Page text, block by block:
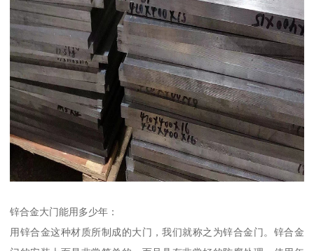
锌合金大门能用多少年：
用锌合金这种材质所制成的大门，我们就称之为锌合金门。锌合金